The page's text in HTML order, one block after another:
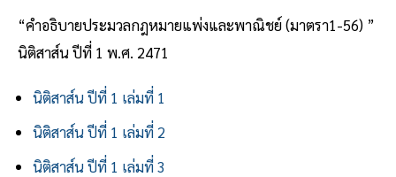
“คำอธิบายประมวลกฎหมายแพ่งและพาณิชย์ (มาตรา1-56) ”
นิติสาส์น ปีที่ 1 พ.ศ. 2471
นิติสาส์น ปีที่ 1 เล่มที่ 1
นิติสาส์น ปีที่ 1 เล่มที่ 2
นิติสาส์น ปีที่ 1 เล่มที่ 3